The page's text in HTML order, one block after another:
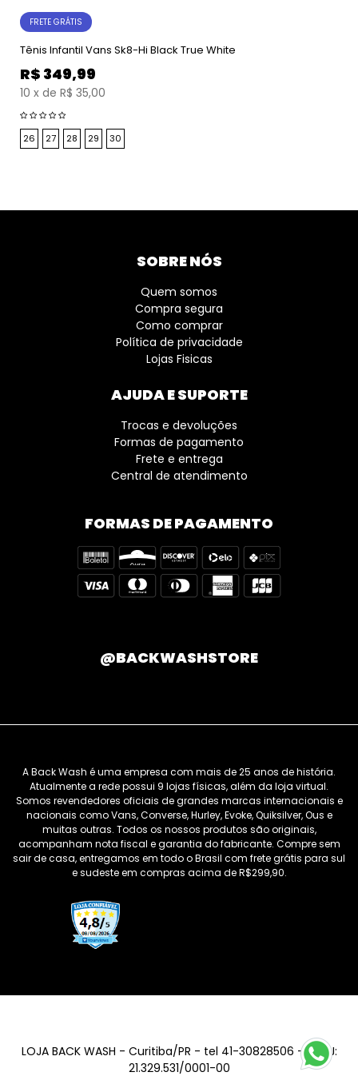
FRETE GRÁTIS
Tênis Infantil Vans Sk8-Hi Black True White
R$ 349,99
10 x de R$ 35,00
26 27 28 29 30
SOBRE NÓS
Quem somos
Compra segura
Como comprar
Política de privacidade
Lojas Fisicas
AJUDA E SUPORTE
Trocas e devoluções
Formas de pagamento
Frete e entrega
Central de atendimento
FORMAS DE PAGAMENTO
@BACKWASHSTORE
A Back Wash é uma empresa com mais de 25 anos de história.
Atualmente a rede possui 9 lojas físicas, além da loja virtual.
Somos revendedores oficiais de grandes marcas internacionais e
nacionais como Vans, Converse, Hurley, Evoke, Quiksilver, Ous e
muitas outras. Todos os nossos produtos são originais,
acompanham nota fiscal e garantia do fabricante. Compre sem
sair de casa, entregamos em todo o Brasil com frete grátis para sul
e sudeste em compras acima de R$299,90.
LOJA BACK WASH - Curitiba/PR - tel 41-30828506 - CNPJ:
21.329.531/0001-00